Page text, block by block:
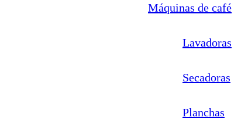
Máquinas de café
Lavadoras
Secadoras
Planchas